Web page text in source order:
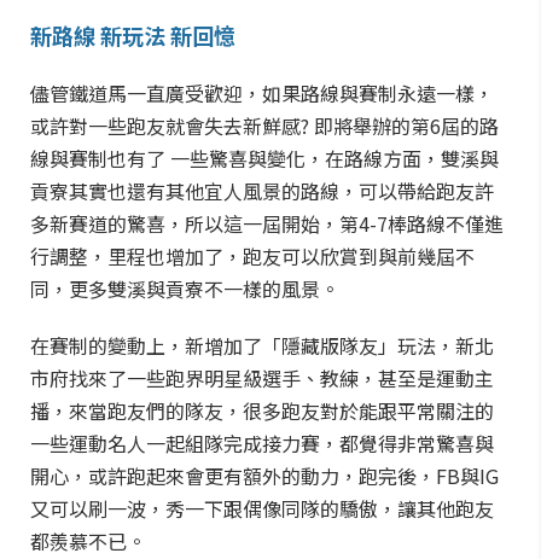
新路線 新玩法 新回憶
儘管鐵道馬一直廣受歡迎，如果路線與賽制永遠一樣，
或許對一些跑友就會失去新鮮感? 即將舉辦的第6屆的路
線與賽制也有了 一些驚喜與變化，在路線方面，雙溪與
貢寮其實也還有其他宜人風景的路線，可以帶給跑友許
多新賽道的驚喜，所以這一屆開始，第4-7棒路線不僅進
行調整，里程也增加了，跑友可以欣賞到與前幾屆不
同，更多雙溪與貢寮不一樣的風景。
在賽制的變動上，新增加了「隱藏版隊友」玩法，新北
市府找來了一些跑界明星級選手、教練，甚至是運動主
播，來當跑友們的隊友，很多跑友對於能跟平常關注的
一些運動名人一起組隊完成接力賽，都覺得非常驚喜與
開心，或許跑起來會更有額外的動力，跑完後，FB與IG
又可以刷一波，秀一下跟偶像同隊的驕傲，讓其他跑友
都羨慕不已。